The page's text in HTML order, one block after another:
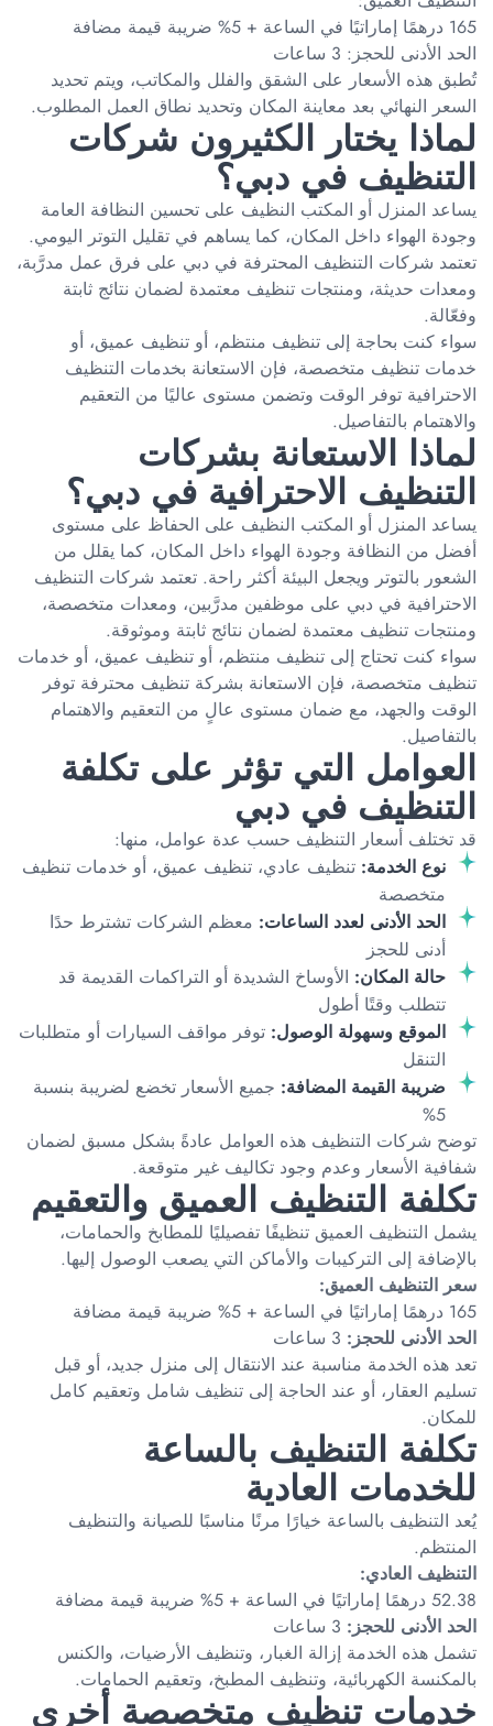
165 درهمًا إماراتيًا في الساعة + 5% ضريبة قيمة مضافة
الحد الأدنى للحجز: 3 ساعات
تُطبق هذه الأسعار على الشقق والفلل والمكاتب، ويتم تحديد
السعر النهائي بعد معاينة المكان وتحديد نطاق العمل المطلوب.
لماذا يختار الكثيرون شركات
التنظيف في دبي؟
يساعد المنزل أو المكتب النظيف على تحسين النظافة العامة
وجودة الهواء داخل المكان، كما يساهم في تقليل التوتر اليومي.
تعتمد شركات التنظيف المحترفة في دبي على فرق عمل مدرَّبة،
ومعدات حديثة، ومنتجات تنظيف معتمدة لضمان نتائج ثابتة
وفعّالة.
سواء كنت بحاجة إلى تنظيف منتظم، أو تنظيف عميق، أو
خدمات تنظيف متخصصة، فإن الاستعانة بخدمات التنظيف
الاحترافية توفر الوقت وتضمن مستوى عاليًا من التعقيم
والاهتمام بالتفاصيل.
لماذا الاستعانة بشركات
التنظيف الاحترافية في دبي؟
يساعد المنزل أو المكتب النظيف على الحفاظ على مستوى
أفضل من النظافة وجودة الهواء داخل المكان، كما يقلل من
الشعور بالتوتر ويجعل البيئة أكثر راحة. تعتمد شركات التنظيف
الاحترافية في دبي على موظفين مدرَّبين، ومعدات متخصصة،
ومنتجات تنظيف معتمدة لضمان نتائج ثابتة وموثوقة.
سواء كنت تحتاج إلى تنظيف منتظم، أو تنظيف عميق، أو خدمات
تنظيف متخصصة، فإن الاستعانة بشركة تنظيف محترفة توفر
الوقت والجهد، مع ضمان مستوى عالٍ من التعقيم والاهتمام
بالتفاصيل.
العوامل التي تؤثر على تكلفة
التنظيف في دبي
قد تختلف أسعار التنظيف حسب عدة عوامل، منها:
نوع الخدمة: تنظيف عادي، تنظيف عميق، أو خدمات تنظيف
متخصصة
الحد الأدنى لعدد الساعات: معظم الشركات تشترط حدًا
أدنى للحجز
حالة المكان: الأوساخ الشديدة أو التراكمات القديمة قد
تتطلب وقتًا أطول
الموقع وسهولة الوصول: توفر مواقف السيارات أو متطلبات
التنقل
ضريبة القيمة المضافة: جميع الأسعار تخضع لضريبة بنسبة
5%
توضح شركات التنظيف هذه العوامل عادةً بشكل مسبق لضمان
شفافية الأسعار وعدم وجود تكاليف غير متوقعة.
تكلفة التنظيف العميق والتعقيم
يشمل التنظيف العميق تنظيفًا تفصيليًا للمطابخ والحمامات،
بالإضافة إلى التركيبات والأماكن التي يصعب الوصول إليها.
سعر التنظيف العميق:
165 درهمًا إماراتيًا في الساعة + 5% ضريبة قيمة مضافة
الحد الأدنى للحجز:
تعد هذه الخدمة مناسبة عند الانتقال إلى منزل جديد، أو قبل
تسليم العقار، أو عند الحاجة إلى تنظيف شامل وتعقيم كامل
للمكان.
تكلفة التنظيف بالساعة
للخدمات العادية
يُعد التنظيف بالساعة خيارًا مرنًا مناسبًا للصيانة والتنظيف
المنتظم.
التنظيف العادي:
52.38 درهمًا إماراتيًا في الساعة + 5% ضريبة قيمة مضافة
الحد الأدنى للحجز:
تشمل هذه الخدمة إزالة الغبار، وتنظيف الأرضيات، والكنس
بالمكنسة الكهربائية، وتنظيف المطبخ، وتعقيم الحمامات.
خدمات تنظيف متخصصة أخرى